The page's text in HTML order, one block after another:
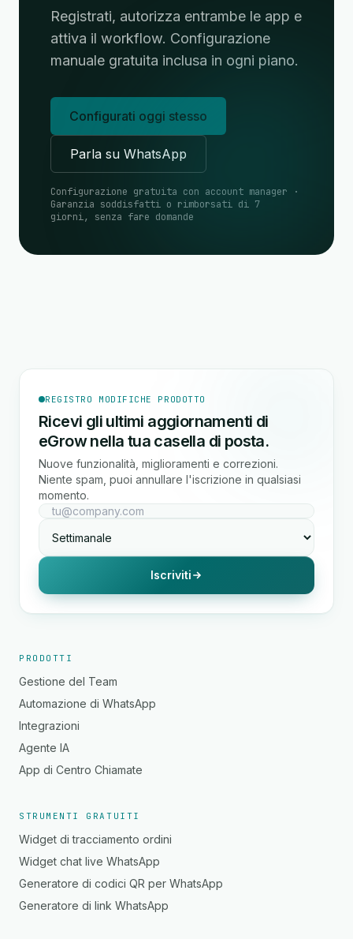
Registrati, autorizza entrambe le app e
attiva il workflow. Configurazione
manuale gratuita inclusa in ogni piano.
Configurati oggi stesso
Parla su WhatsApp
Configurazione gratuita con account manager ·
Garanzia soddisfatti o rimborsati di 7
giorni, senza fare domande
REGISTRO MODIFICHE PRODOTTO
Ricevi gli ultimi aggiornamenti di
eGrow nella tua casella di posta.
Nuove funzionalità, miglioramenti e correzioni.
Niente spam, puoi annullare l'iscrizione in qualsiasi
momento.
Iscriviti
PRODOTTI
Gestione del Team
Automazione di WhatsApp
Integrazioni
Agente IA
App di Centro Chiamate
STRUMENTI GRATUITI
Widget di tracciamento ordini
Widget chat live WhatsApp
Generatore di codici QR per WhatsApp
Generatore di link WhatsApp